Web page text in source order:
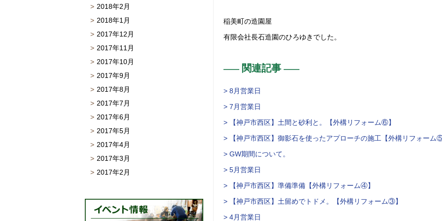
稲美町の造園屋
有限会社長石造園のひろゆきでした。
関連記事
> 8月営業日
> 7月営業日
> 【神戸市西区】土間と砂利と。【外構リフォーム⑥】
> 【神戸市西区】御影石を使ったアプローチの施工【外構リフォーム
> GW期間について。
> 5月営業日
> 【神戸市西区】準備準備【外構リフォーム④】
> 【神戸市西区】土留めでトドメ。【外構リフォーム③】
> 4月営業日
2018年2月
2018年1月
2017年12月
2017年11月
2017年10月
2017年9月
2017年8月
2017年7月
2017年6月
2017年5月
2017年4月
2017年3月
2017年2月